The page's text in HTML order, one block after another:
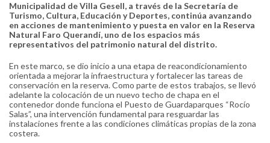
Municipalidad de Villa Gesell, a través de la Secretaría de
Turismo, Cultura, Educación y Deportes, continúa avanzando
en acciones de mantenimiento y puesta en valor en la Reserva
Natural Faro Querandí, uno de los espacios más
representativos del patrimonio natural del distrito.
En este marco, se dio inicio a una etapa de reacondicionamiento
orientada a mejorar la infraestructura y fortalecer las tareas de
conservación en la reserva. Como parte de estos trabajos, se llevó
adelante la colocación de un nuevo techo de chapa en el
contenedor donde funciona el Puesto de Guardaparques “Rocío
Salas”, una intervención fundamental para resguardar las
instalaciones frente a las condiciones climáticas propias de la zona
costera.